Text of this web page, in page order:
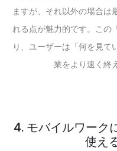
ますが、それ以外の場合は
れる点が魅力的です。この
り、ユーザーは「何を見て
業をより速く終
4. モバイルワーク
使え